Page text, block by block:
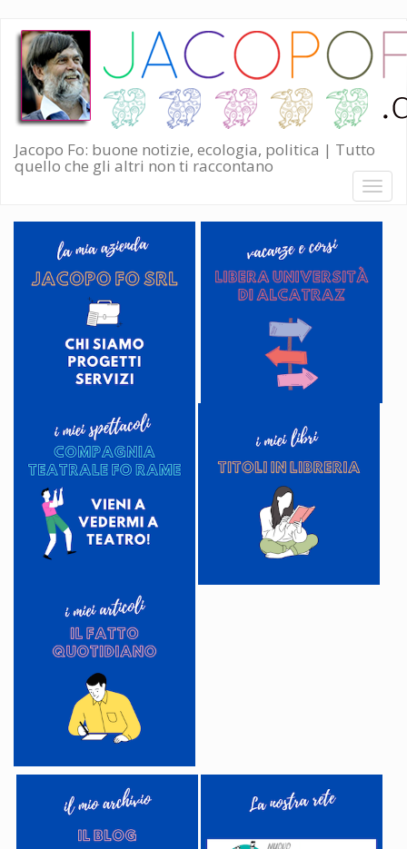
Salta
contenuto
principale
Jacopo Fo: buone notizie, ecologia, politica | Tutto
quello che gli altri non ti raccontano
Toggle